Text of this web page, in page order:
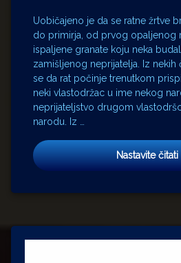
Uobičajeno je da se ratne žrtve
do primirja, od prvog opaljenog
ispaljene granate koju neka
zamišljenog neprijatelja. Iz
se da rat počinje trenutkom
neki vlastodržac u ime nekog
neprijateljstvo drugom
narodu. Iz …
Nastavite čitati
Goete
Rainer
Werner
Fassbinder
Richard
Wagner